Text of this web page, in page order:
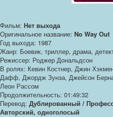
Фильм: Нет выхода
Оригинальное название: No Way Out
Год выхода: 1987
Жанр: Боевик, триллер, драма,
Режиссер: Роджер Дональдсон
В ролях: Кевин Костнер, Джин
Дафф, Джордж Зунза, Джейсон
Леон Рассом
Продолжительность: 01:49:32
Перевод: Дублированный /
Авторский, одноголосый